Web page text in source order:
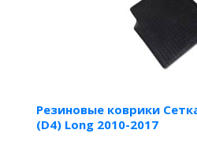
Резиновые коврики
(D4) Long 2010-2017